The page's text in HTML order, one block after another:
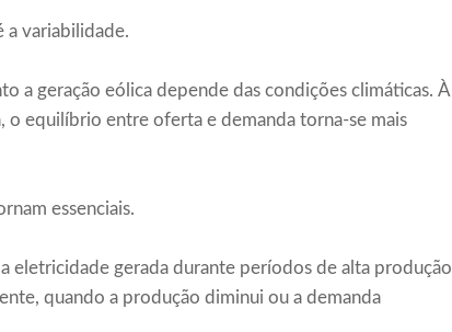
a variabilidade.
a geração eólica depende das condições climáticas. À
o equilíbrio entre oferta e demanda torna-se mais
essenciais.
eletricidade gerada durante períodos de alta produção
quando a produção diminui ou a demanda